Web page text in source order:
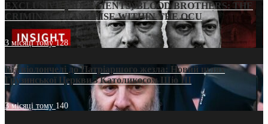
EXCLUSIVE (DOCUMENTS)/BLOOD BROTHERS: THE
CRIMINAL FRANCHISE WITHIN THE OCU
3 місяці тому128
Від віолончелі до Патріаршого жезла: Новий шлях
Грузинської Церкви з Католикосом Шіо III
3 місяці тому 140